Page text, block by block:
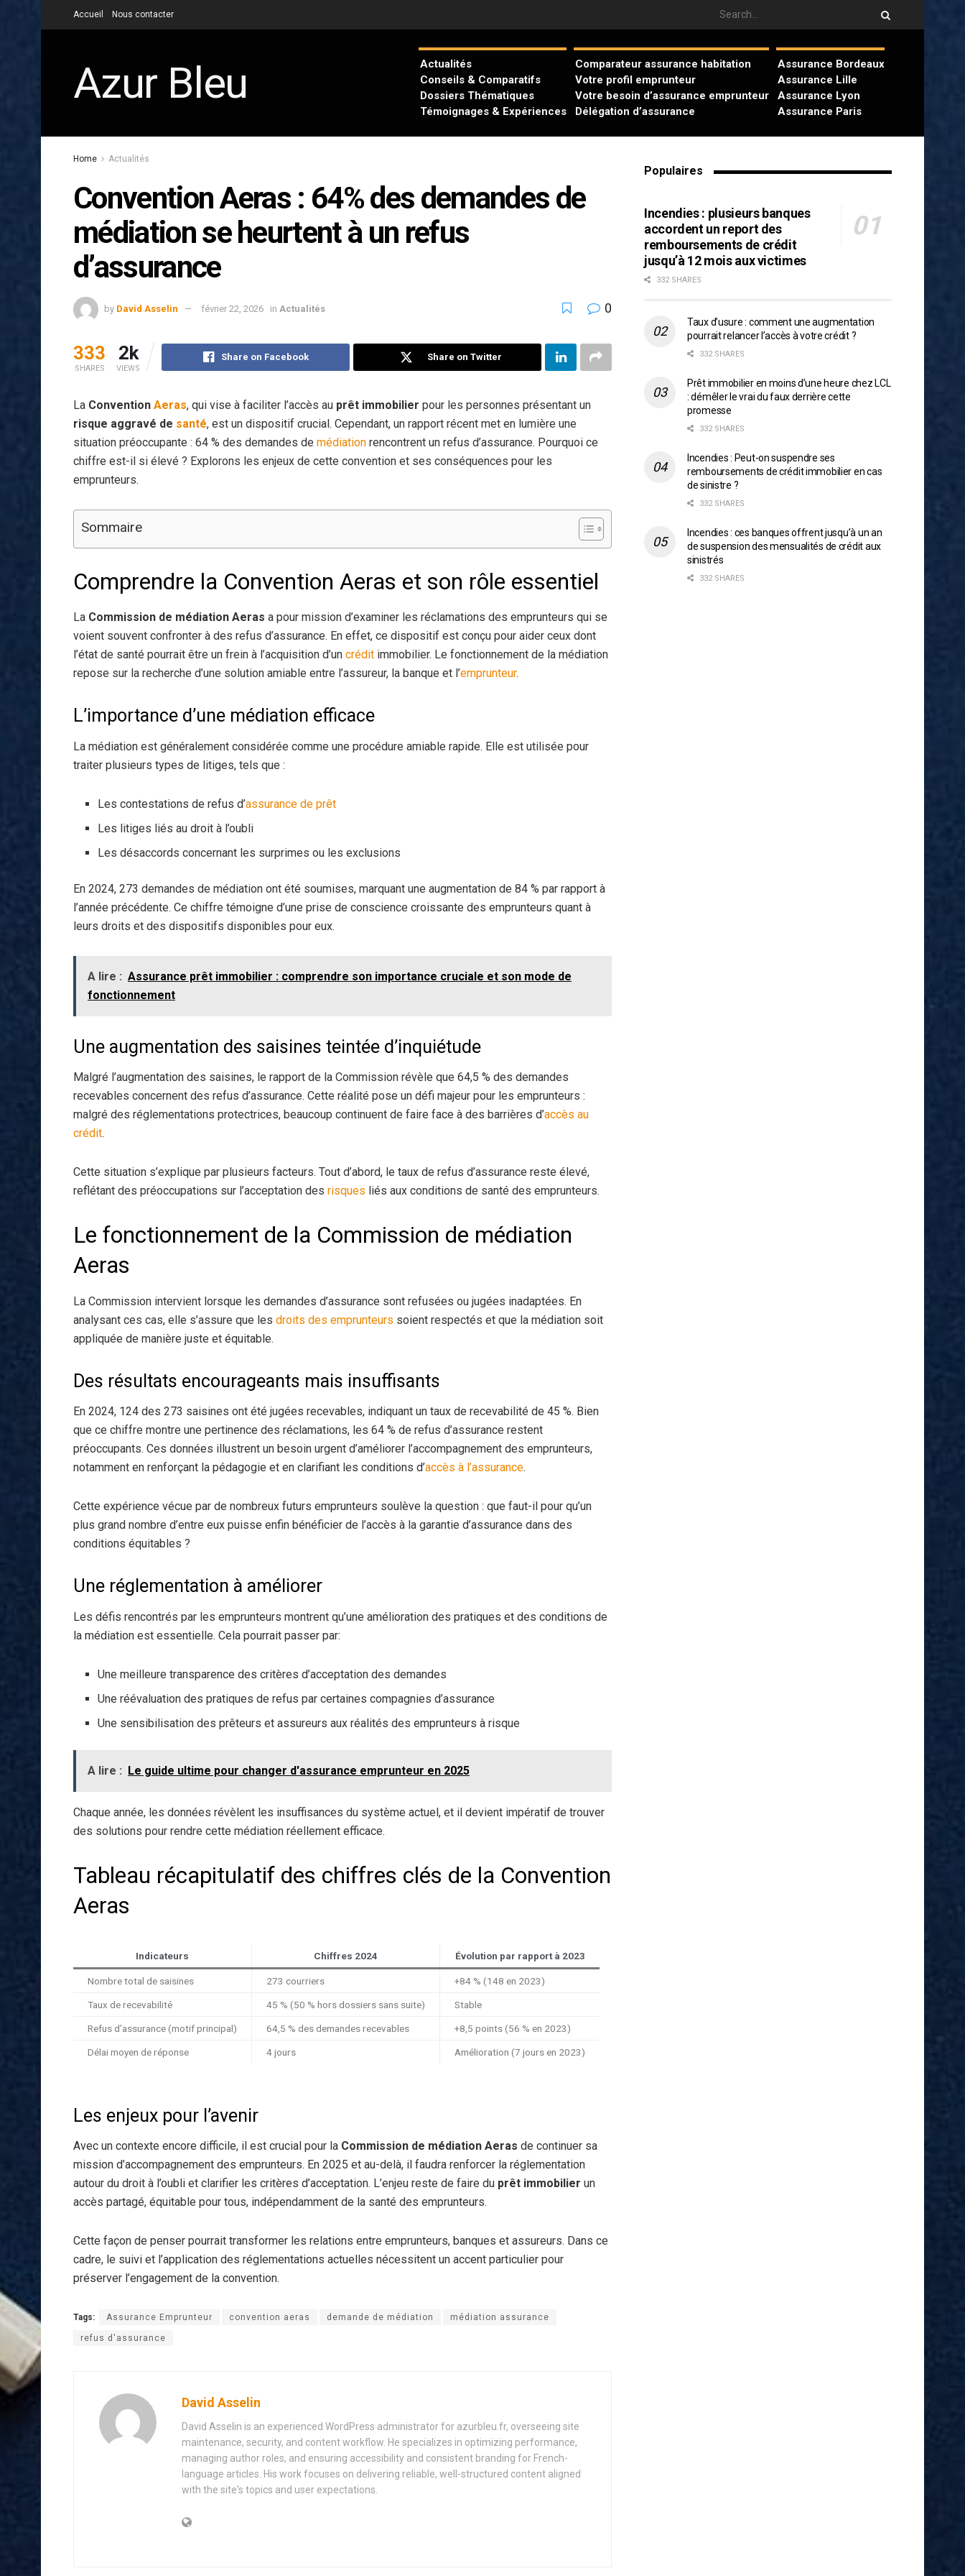
Accueil Nous contacter
Azur Bleu
Actualités
Conseils & Comparatifs
Dossiers Thématiques
Témoignages & Expériences
Comparateur assurance habitation
Votre profil emprunteur
Votre besoin d’assurance emprunteur
Délégation d’assurance
Assurance Bordeaux
Assurance Lille
Assurance Lyon
Assurance Paris
Home Actualités
Convention Aeras : 64% des demandes de
médiation se heurtent à un refus
d’assurance
by David Asselin février 22, 2026 in Actualités 0
333
SHARES
2k
VIEWS
Share on Facebook Share on Twitter
La Convention Aeras, qui vise à faciliter l’accès au prêt immobilier pour les personnes présentant un
risque aggravé de santé, est un dispositif crucial. Cependant, un rapport récent met en lumière une
situation préoccupante : 64 % des demandes de médiation rencontrent un refus d’assurance. Pourquoi ce
chiffre est-il si élevé ? Explorons les enjeux de cette convention et ses conséquences pour les
emprunteurs.
Sommaire
Comprendre la Convention Aeras et son rôle essentiel
La Commission de médiation Aeras a pour mission d’examiner les réclamations des emprunteurs qui se
voient souvent confronter à des refus d’assurance. En effet, ce dispositif est conçu pour aider ceux dont
l’état de santé pourrait être un frein à l’acquisition d’un crédit immobilier. Le fonctionnement de la médiation
repose sur la recherche d’une solution amiable entre l’assureur, la banque et l’emprunteur.
L’importance d’une médiation efficace
La médiation est généralement considérée comme une procédure amiable rapide. Elle est utilisée pour
traiter plusieurs types de litiges, tels que :
Les contestations de refus d’assurance de prêt
Les litiges liés au droit à l’oubli
Les désaccords concernant les surprimes ou les exclusions
En 2024, 273 demandes de médiation ont été soumises, marquant une augmentation de 84 % par rapport à
l’année précédente. Ce chiffre témoigne d’une prise de conscience croissante des emprunteurs quant à
leurs droits et des dispositifs disponibles pour eux.
A lire : Assurance prêt immobilier : comprendre son importance cruciale et son mode de
fonctionnement
Une augmentation des saisines teintée d’inquiétude
Malgré l’augmentation des saisines, le rapport de la Commission révèle que 64,5 % des demandes
recevables concernent des refus d’assurance. Cette réalité pose un défi majeur pour les emprunteurs :
malgré des réglementations protectrices, beaucoup continuent de faire face à des barrières d’accès au
crédit.
Cette situation s’explique par plusieurs facteurs. Tout d’abord, le taux de refus d’assurance reste élevé,
reflétant des préoccupations sur l’acceptation des risques liés aux conditions de santé des emprunteurs.
Le fonctionnement de la Commission de médiation
Aeras
La Commission intervient lorsque les demandes d’assurance sont refusées ou jugées inadaptées. En
analysant ces cas, elle s’assure que les droits des emprunteurs soient respectés et que la médiation soit
appliquée de manière juste et équitable.
Des résultats encourageants mais insuffisants
En 2024, 124 des 273 saisines ont été jugées recevables, indiquant un taux de recevabilité de 45 %. Bien
que ce chiffre montre une pertinence des réclamations, les 64 % de refus d’assurance restent
préoccupants. Ces données illustrent un besoin urgent d’améliorer l’accompagnement des emprunteurs,
notamment en renforçant la pédagogie et en clarifiant les conditions d’accès à l’assurance.
Cette expérience vécue par de nombreux futurs emprunteurs soulève la question : que faut-il pour qu’un
plus grand nombre d’entre eux puisse enfin bénéficier de l’accès à la garantie d’assurance dans des
conditions équitables ?
Une réglementation à améliorer
Les défis rencontrés par les emprunteurs montrent qu’une amélioration des pratiques et des conditions de
la médiation est essentielle. Cela pourrait passer par:
Une meilleure transparence des critères d’acceptation des demandes
Une réévaluation des pratiques de refus par certaines compagnies d’assurance
Une sensibilisation des prêteurs et assureurs aux réalités des emprunteurs à risque
A lire : Le guide ultime pour changer d'assurance emprunteur en 2025
Chaque année, les données révèlent les insuffisances du système actuel, et il devient impératif de trouver
des solutions pour rendre cette médiation réellement efficace.
Tableau récapitulatif des chiffres clés de la Convention
Aeras
Indicateurs Chiffres 2024 Évolution par rapport à 2023
Nombre total de saisines 273 courriers +84 % (148 en 2023)
Taux de recevabilité 45 % (50 % hors dossiers sans suite) Stable
Refus d’assurance (motif principal) 64,5 % des demandes recevables +8,5 points (56 % en 2023)
Délai moyen de réponse 4 jours Amélioration (7 jours en 2023)
Les enjeux pour l’avenir
Avec un contexte encore difficile, il est crucial pour la Commission de médiation Aeras de continuer sa
mission d’accompagnement des emprunteurs. En 2025 et au-delà, il faudra renforcer la réglementation
autour du droit à l’oubli et clarifier les critères d’acceptation. L’enjeu reste de faire du prêt immobilier un
accès partagé, équitable pour tous, indépendamment de la santé des emprunteurs.
Cette façon de penser pourrait transformer les relations entre emprunteurs, banques et assureurs. Dans ce
cadre, le suivi et l’application des réglementations actuelles nécessitent un accent particulier pour
préserver l’engagement de la convention.
Tags: Assurance Emprunteur convention aeras demande de médiation médiation assurance
refus d'assurance
David Asselin
David Asselin is an experienced WordPress administrator for azurbleu.fr, overseeing site
maintenance, security, and content workflow. He specializes in optimizing performance,
managing author roles, and ensuring accessibility and consistent branding for French-
language articles. His work focuses on delivering reliable, well-structured content aligned
with the site's topics and user expectations.
Populaires
Incendies : plusieurs banques
accordent un report des
remboursements de crédit
jusqu’à 12 mois aux victimes
332 SHARES
Taux d’usure : comment une augmentation
pourrait relancer l’accès à votre crédit ?
332 SHARES
Prêt immobilier en moins d’une heure chez LCL
: démêler le vrai du faux derrière cette
promesse
332 SHARES
Incendies : Peut-on suspendre ses
remboursements de crédit immobilier en cas
de sinistre ?
332 SHARES
Incendies : ces banques offrent jusqu’à un an
de suspension des mensualités de crédit aux
sinistrés
332 SHARES